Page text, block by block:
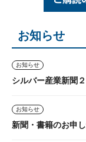
お知らせ
お知らせ
シルバー産業新聞
お知らせ
新聞・書籍のお申